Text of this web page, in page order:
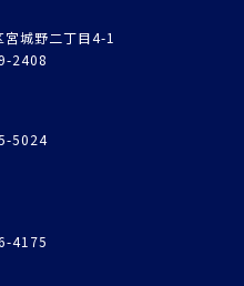
城野二丁目4-1
2408
5024
4175